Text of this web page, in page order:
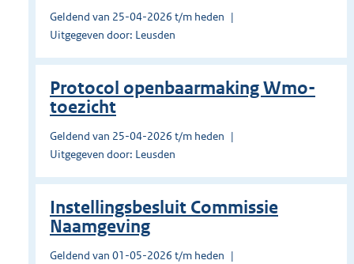
Geldend van 25-04-2026 t/m heden
Uitgegeven door: Leusden
Protocol openbaarmaking Wmo-
toezicht
Geldend van 25-04-2026 t/m heden
Uitgegeven door: Leusden
Instellingsbesluit Commissie
Naamgeving
Geldend van 01-05-2026 t/m heden